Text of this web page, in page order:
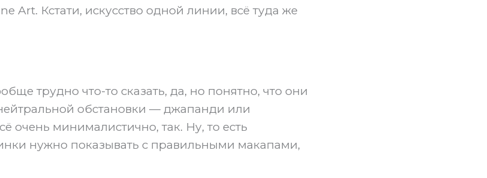
Art. Кстати, искусство одной линии, всё туда же
трудно что-то сказать, да, но понятно, что они
обстановки — джапанди или
очень минималистично, так. Ну, то есть
нужно показывать с правильными макапами,